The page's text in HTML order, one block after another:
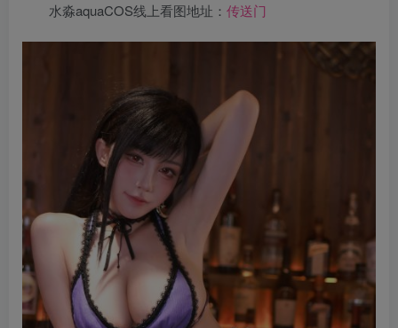
水淼aquaCOS线上看图地址： 传送门